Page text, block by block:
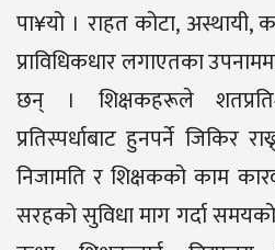
पा¥यो । राहत कोटा, अस्थायी,
प्राविधिकधार लगाएतका
छन् । शिक्षकहरूले
प्रतिस्पर्धाबाट हुनपर्ने जिकिर
निजामति र शिक्षकको काम
सरहको सुविधा माग गर्दा